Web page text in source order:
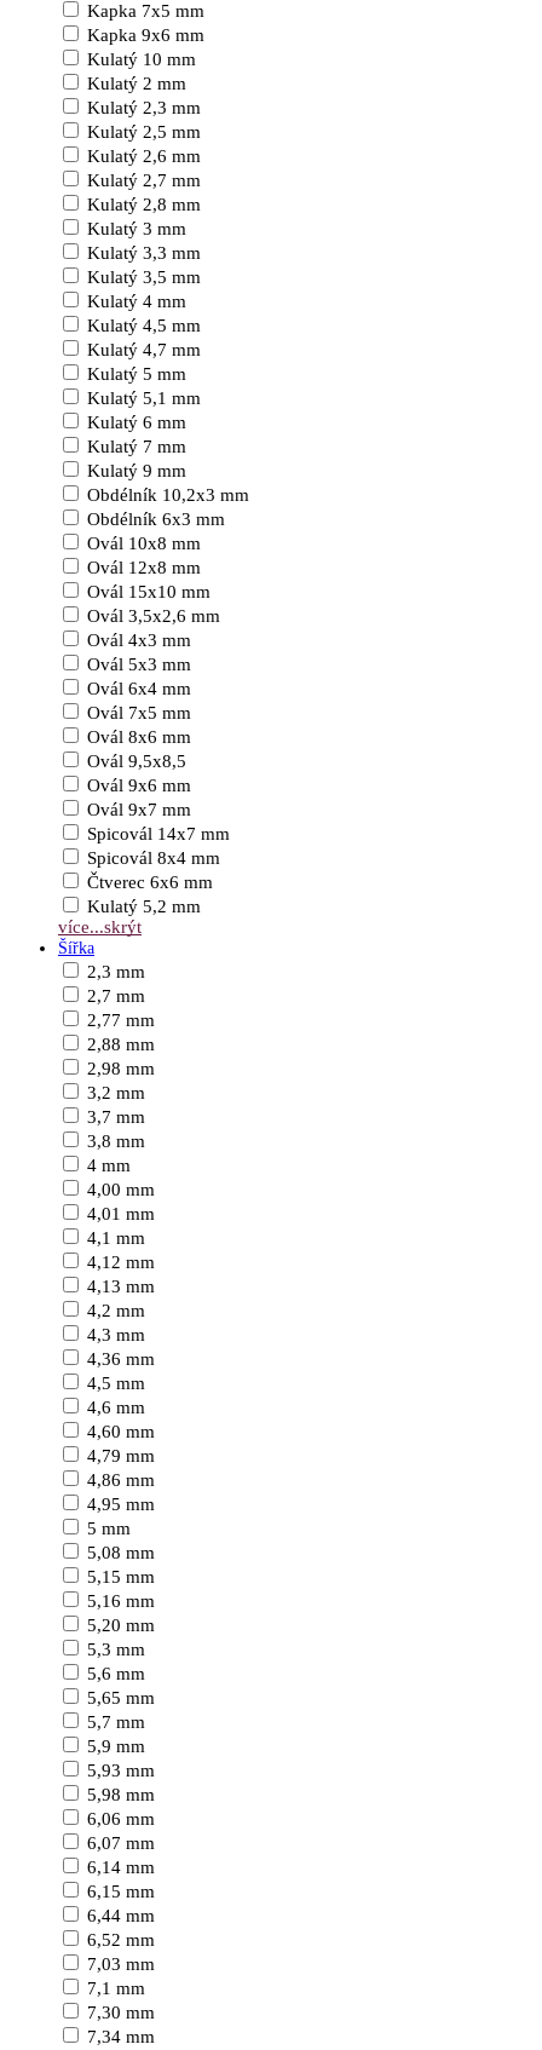
Kapka 7x5 mm
Kapka 9x6 mm
Kulatý 10 mm
Kulatý 2 mm
Kulatý 2,3 mm
Kulatý 2,5 mm
Kulatý 2,6 mm
Kulatý 2,7 mm
Kulatý 2,8 mm
Kulatý 3 mm
Kulatý 3,3 mm
Kulatý 3,5 mm
Kulatý 4 mm
Kulatý 4,5 mm
Kulatý 4,7 mm
Kulatý 5 mm
Kulatý 5,1 mm
Kulatý 6 mm
Kulatý 7 mm
Kulatý 9 mm
Obdélník 10,2x3 mm
Obdélník 6x3 mm
Ovál 10x8 mm
Ovál 12x8 mm
Ovál 15x10 mm
Ovál 3,5x2,6 mm
Ovál 4x3 mm
Ovál 5x3 mm
Ovál 6x4 mm
Ovál 7x5 mm
Ovál 8x6 mm
Ovál 9,5x8,5
Ovál 9x6 mm
Ovál 9x7 mm
Spicovál 14x7 mm
Spicovál 8x4 mm
Čtverec 6x6 mm
Kulatý 5,2 mm
více...skrýt
Šířka
2,3 mm
2,7 mm
2,77 mm
2,88 mm
2,98 mm
3,2 mm
3,7 mm
3,8 mm
4 mm
4,00 mm
4,01 mm
4,1 mm
4,12 mm
4,13 mm
4,2 mm
4,3 mm
4,36 mm
4,5 mm
4,6 mm
4,60 mm
4,79 mm
4,86 mm
4,95 mm
5 mm
5,08 mm
5,15 mm
5,16 mm
5,20 mm
5,3 mm
5,6 mm
5,65 mm
5,7 mm
5,9 mm
5,93 mm
5,98 mm
6,06 mm
6,07 mm
6,14 mm
6,15 mm
6,44 mm
6,52 mm
7,03 mm
7,1 mm
7,30 mm
7,34 mm